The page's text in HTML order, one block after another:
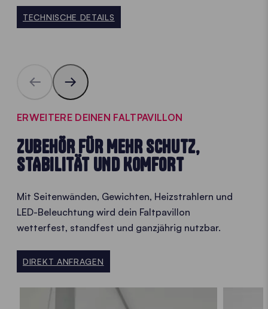
TECHNISCHE DETAILS
ERWEITERE DEINEN FALTPAVILLON
ZUBEHÖR FÜR MEHR SCHUTZ,
STABILITÄT UND KOMFORT
Mit Seitenwänden, Gewichten, Heizstrahlern und
LED-Beleuchtung wird dein Faltpavillon
wetterfest, standfest und ganzjährig nutzbar.
DIREKT ANFRAGEN